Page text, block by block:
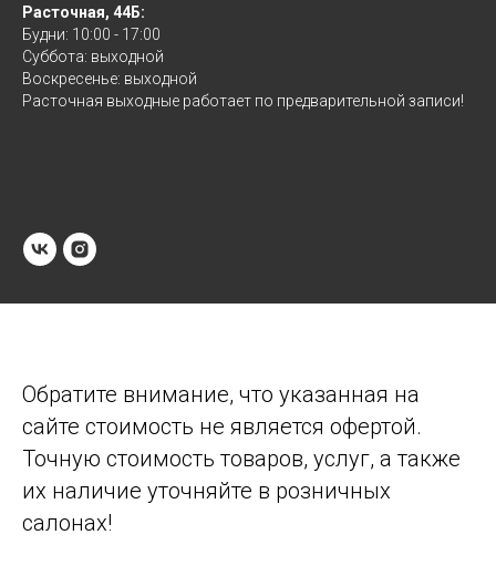
Расточная, 44Б:
Будни: 10:00 - 17:00
Суббота: выходной
Воскресенье: выходной
Расточная выходные работает по предварительной записи!
Обратите внимание, что указанная на
сайте стоимость не является офертой.
Точную стоимость товаров, услуг, а также
их наличие уточняйте в розничных
салонах!